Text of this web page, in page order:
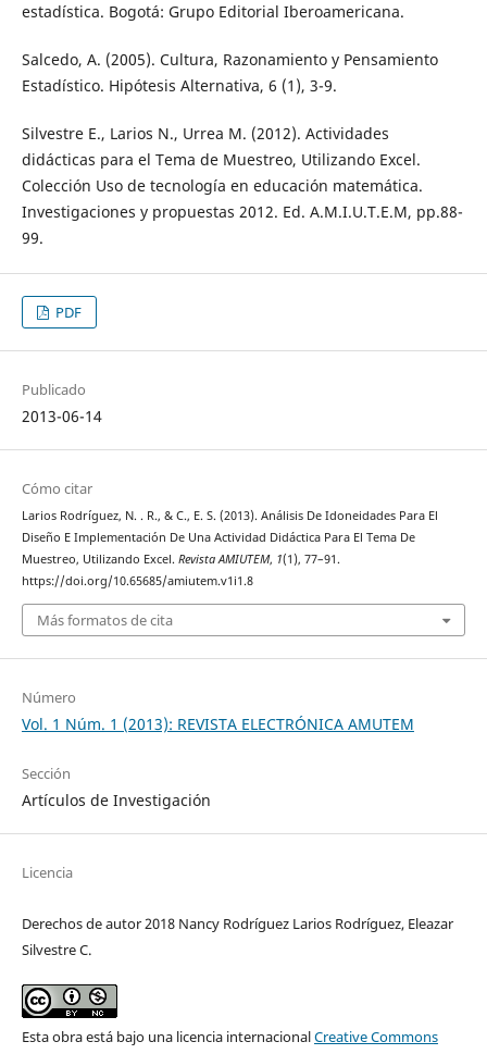
estadística. Bogotá: Grupo Editorial Iberoamericana.
Salcedo, A. (2005). Cultura, Razonamiento y Pensamiento
Estadístico. Hipótesis Alternativa, 6 (1), 3-9.
Silvestre E., Larios N., Urrea M. (2012). Actividades
didácticas para el Tema de Muestreo, Utilizando Excel.
Colección Uso de tecnología en educación matemática.
Investigaciones y propuestas 2012. Ed. A.M.I.U.T.E.M, pp.88-
99.
PDF
Publicado
2013-06-14
Cómo citar
Larios Rodríguez, N. . R., & C., E. S. (2013). Análisis De Idoneidades Para El
Diseño E Implementación De Una Actividad Didáctica Para El Tema De
Muestreo, Utilizando Excel. Revista AMIUTEM, 1(1), 77–91.
https://doi.org/10.65685/amiutem.v1i1.8
Más formatos de cita
Número
Vol. 1 Núm. 1 (2013): REVISTA ELECTRÓNICA AMUTEM
Sección
Artículos de Investigación
Licencia
Derechos de autor 2018 Nancy Rodríguez Larios Rodríguez, Eleazar
Silvestre C.
Esta obra está bajo una licencia internacionalCreative Commons